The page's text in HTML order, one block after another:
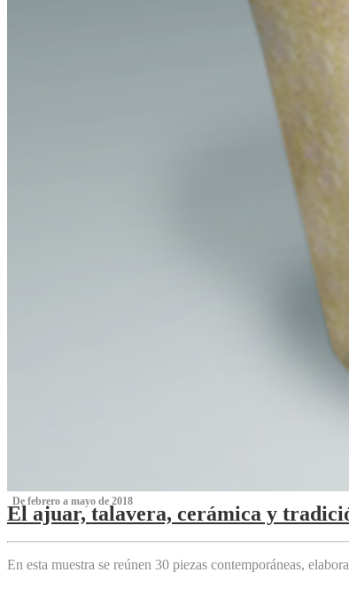
‌ De febrero a mayo de 2018
El ajuar, talavera, cerámica y
‌
En esta muestra se reúnen 30 piezas contemporáneas,